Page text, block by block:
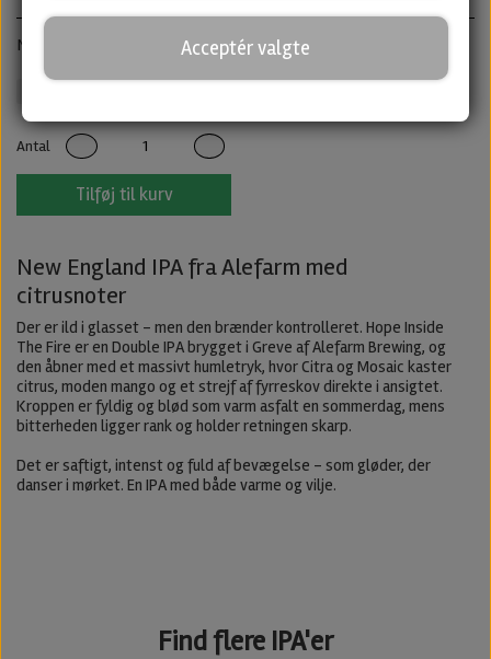
New England IPA · ABV: 6,2% · Dåse: 44cl
Antal
Tilføj til kurv
New England IPA fra Alefarm med
citrusnoter
Der er ild i glasset – men den brænder kontrolleret. Hope Inside
The Fire er en Double IPA brygget i Greve af Alefarm Brewing, og
den åbner med et massivt humletryk, hvor Citra og Mosaic kaster
citrus, moden mango og et strejf af fyrreskov direkte i ansigtet.
Kroppen er fyldig og blød som varm asfalt en sommerdag, mens
bitterheden ligger rank og holder retningen skarp.
Det er saftigt, intenst og fuld af bevægelse – som gløder, der
danser i mørket. En IPA med både varme og vilje.
Find flere IPA'er
Acceptér valgte